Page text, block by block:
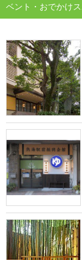
ベント・おでかけ